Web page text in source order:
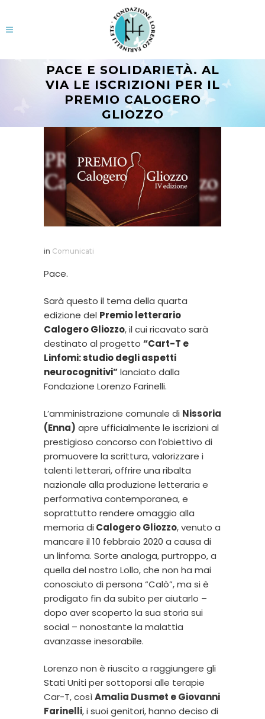
PACE E SOLIDARIETÀ. AL
VIA LE ISCRIZIONI PER IL
PREMIO CALOGERO
GLIOZZO
in Comunicati
Pace.
Sarà questo il tema della quarta
edizione del Premio letterario
Calogero Gliozzo, il cui ricavato sarà
destinato al progetto “Cart-T e
Linfomi: studio degli aspetti
neurocognitivi”lanciato dalla
Fondazione Lorenzo Farinelli.
L’amministrazione comunale di Nissoria
(Enna) apre ufficialmente le iscrizioni al
prestigioso concorso con l’obiettivo di
promuovere la scrittura, valorizzare i
talenti letterari, offrire una ribalta
nazionale alla produzione letteraria e
performativa contemporanea, e
soprattutto rendere omaggio alla
memoria di Calogero Gliozzo, venuto a
mancare il 10 febbraio 2020 a causa di
un linfoma. Sorte analoga, purtroppo, a
quella del nostro Lollo, che non ha mai
conosciuto di persona “Calò”, ma si è
prodigato fin da subito per aiutarlo –
dopo aver scoperto la sua storia sui
social – nonostante la malattia
avanzasse inesorabile.
Lorenzo non è riuscito a raggiungere gli
Stati Uniti per sottoporsi alle terapie
Car-T, cosìAmalia Dusmet e Giovanni
Farinelli, i suoi genitori, hanno deciso di